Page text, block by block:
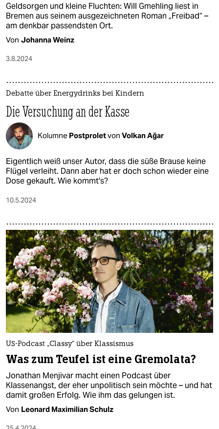
Geldsorgen und kleine Fluchten: Will Gmehling liest in
Bremen aus seinem ausgezeichneten Roman „Freibad“ –
am denkbar passendsten Ort.
Von Johanna Weinz
3.8.2024
Debatte über Energydrinks bei Kindern
Die Versuchung an der Kasse
Kolumne Postproletvon Volkan Ağar
Eigentlich weiß unser Autor, dass die süße Brause keine
Flügel verleiht. Dann aber hat er doch schon wieder eine
Dose gekauft. Wie kommt's?
10.5.2024
US-Podcast „Classy“ über Klassismus
Was zum Teufel ist eine Gremolata?
Jonathan Menjivar macht einen Podcast über
Klassenangst, der eher unpolitisch sein möchte – und hat
damit großen Erfolg. Wie ihm das gelungen ist.
Von Leonard Maximilian Schulz